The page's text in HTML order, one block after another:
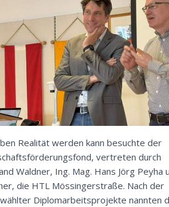
Realität werden kann besuchte der
vertreten durch
Waldner, Ing. Mag. Hans Jörg Peyha
die HTL Mössingerstraße. Nach der
Diplomarbeitsprojekte nannten